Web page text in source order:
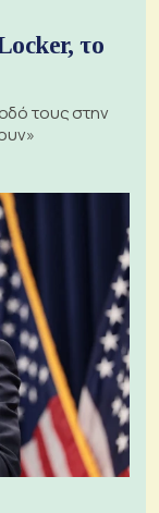
το
τους στην